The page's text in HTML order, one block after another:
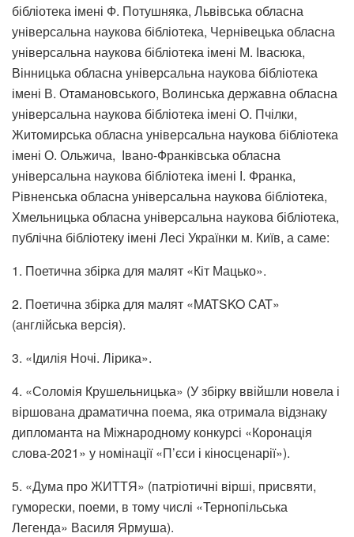
бібліотека імені Ф. Потушняка, Львівська обласна
універсальна наукова бібліотека, Чернівецька обласна
універсальна наукова бібліотека імені М. Івасюка,
Вінницька обласна універсальна наукова бібліотека
імені В. Отамановського, Волинська державна обласна
універсальна наукова бібліотека імені О. Пчілки,
Житомирська обласна універсальна наукова бібліотека
імені О. Ольжича, Івано-Франківська обласна
універсальна наукова бібліотека імені І. Франка,
Рівненська обласна універсальна наукова бібліотека,
Хмельницька обласна універсальна наукова бібліотека,
публічна бібліотеку імені Лесі Українки м. Київ, а саме:
1. Поетична збірка для малят «Кіт Мацько».
2. Поетична збірка для малят «MATSKO CAT»
(англійська версія).
3. «Ідилія Ночі. Лірика».
4. «Соломія Крушельницька» (У збірку ввійшли новела і
віршована драматична поема, яка отримала відзнаку
дипломанта на Міжнародному конкурсі «Коронація
слова-2021» у номінації «П’єси і кіносценарії»).
5. «Дума про ЖИТТЯ» (патріотичні вірші, присвяти,
гуморески, поеми, в тому числі «Тернопільська
Легенда» Василя Ярмуша).